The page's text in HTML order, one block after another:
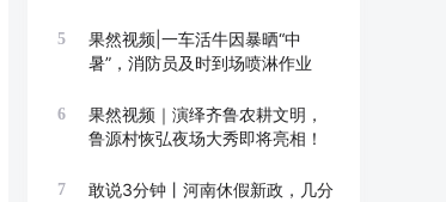
5
果然视频|一车活牛因暴晒“中
暑”，消防员及时到场喷淋作业
6
果然视频｜演绎齐鲁农耕文明，
鲁源村恢弘夜场大秀即将亮相！
7
敢说3分钟丨河南休假新政，几分